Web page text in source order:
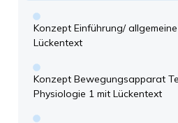
Konzept Einführung/
Lückentext
Konzept Bewegungsapparat
Physiologie 1 mit Lückentext